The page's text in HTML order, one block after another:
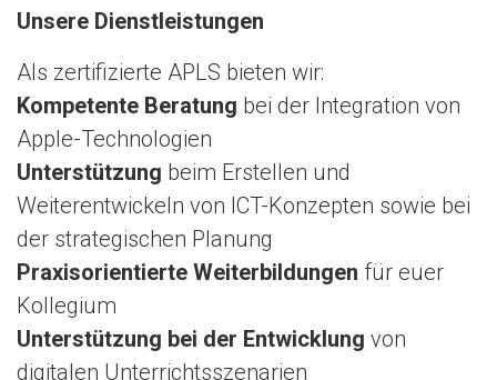
Unsere Dienstleistungen
Als zertifizierte APLS bieten wir:
Kompetente Beratung bei der Integration von
Apple-Technologien
Unterstützung beim Erstellen und
Weiterentwickeln von ICT-Konzepten sowie bei
der strategischen Planung
Praxisorientierte Weiterbildungen für euer
Kollegium
Unterstützung bei der Entwicklung von
digitalen Unterrichtsszenarien